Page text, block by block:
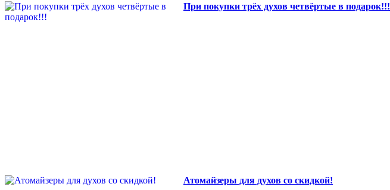
При покупки трёх духов четвёртые в подарок!!!
Атомайзеры для духов со скидкой!